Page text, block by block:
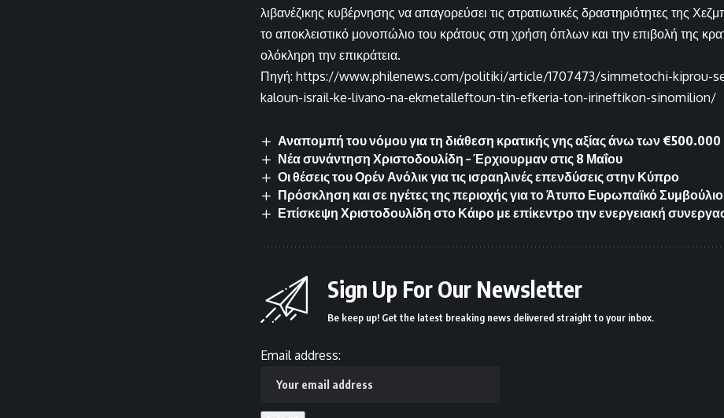
λιβανέζικης κυβέρνησης να απαγορεύσει τις στρατιωτικές δραστηριότητες της
το αποκλειστικό μονοπώλιο του κράτους στη χρήση όπλων και την επιβολή της
ολόκληρη την επικράτεια.
Πηγή: https://www.philenews.com/politiki/article/1707473/simmetochi-kiprou-
kaloun-israil-ke-livano-na-ekmetalleftoun-tin-efkeria-ton-irineftikon-sinomilion/
Αναπομπή του νόμου για τη διάθεση κρατικής γης αξίας άνω των €500.000
Νέα συνάντηση Χριστοδουλίδη – Έρχιουρμαν στις 8 Μαΐου
Οι θέσεις του Ορέν Ανόλικ για τις ισραηλινές επενδύσεις στην Κύπρο
Πρόσκληση και σε ηγέτες της περιοχής για το Άτυπο Ευρωπαϊκό
Επίσκεψη Χριστοδουλίδη στο Κάιρο με επίκεντρο την ενεργειακή
Sign Up For Our Newsletter
Be keep up! Get the latest breaking news delivered straight to your inbox.
Email address: